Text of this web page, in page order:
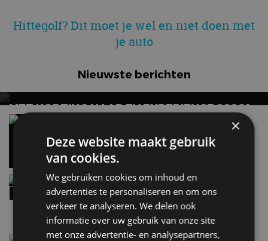
Hittegolf? Dit moet je wel en niet doen met
je auto
Nieuwste berichten
MET KORTING NAAR EV EXPERIENCE 2026?
AUTORAI REGELT HET!
EV Experience 2026 van 24 tot 26 september
28 mei
Review – Kia Niro Hybrid (2026), nog wel
relevant?
9:02
×
Deze website maakt gebruik
van cookies.
We gebruiken cookies om inhoud en
advertenties te personaliseren en om ons
verkeer te analyseren. We delen ook
informatie over uw gebruik van onze site
met onze advertentie- en analysepartners,